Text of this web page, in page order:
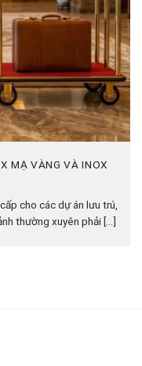
MẠ VÀNG VÀ INOX
cho các dự án lưu trú,
thường xuyên phải [...]